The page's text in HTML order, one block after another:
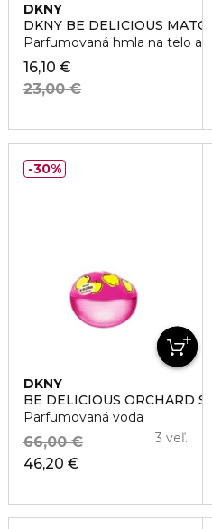
DKNY
DKNY BE DELICIOUS
Parfumovaná hmla na telo a
16,10 €
23,00 €
DKNY
BE DELICIOUS ORCHARD
Parfumovaná voda
46,20 €
66,00 € 3 veľ.
30%